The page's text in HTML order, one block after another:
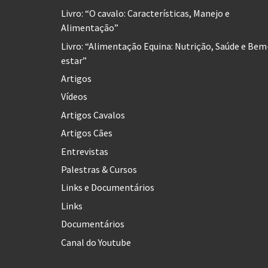
Livro: “O cavalo: Características, Manejo e
Alimentação”
Livro: “Alimentação Equina: Nutrição, Saúde e
estar”
Artigos
Vídeos
Artigos Cavalos
Artigos Cães
Entrevistas
Palestras & Cursos
Links e Documentários
Links
Documentários
Canal do Youtube